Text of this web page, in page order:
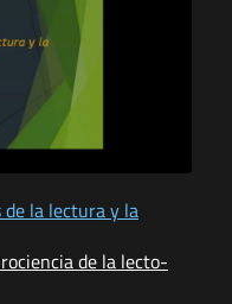
de la lectura y la
de la lecto-